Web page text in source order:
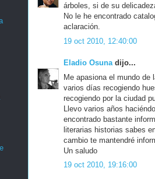
árboles, si de su
No le he encontrado
aclaración.
19 oct 2010, 12:40:00
Eladio Osuna dijo...
Me apasiona el mundo
varios días recogiendo
recogiendo por la ciudad
Llevo varios años
encontrado bastante
literarias historias sabes
cambio te mantendré
Un saludo
19 oct 2010, 19:16:00